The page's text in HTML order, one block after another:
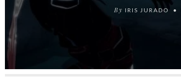
By IRIS JURADO